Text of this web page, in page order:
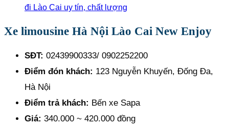
đi Lào Cai uy tín, chất lượng
Xe limousine Hà Nội Lào Cai New Enjoy
SĐT: 02439900333/ 0902252200
Điểm đón khách: 123 Nguyễn Khuyến, Đống Đa,
Hà Nội
Điểm trả khách: Bến xe Sapa
Giá: 340.000 ~ 420.000 đồng